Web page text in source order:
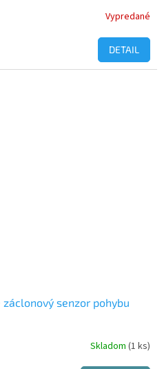
Vypredané
DETAIL
senzor pohybu
Skladom (1 ks)